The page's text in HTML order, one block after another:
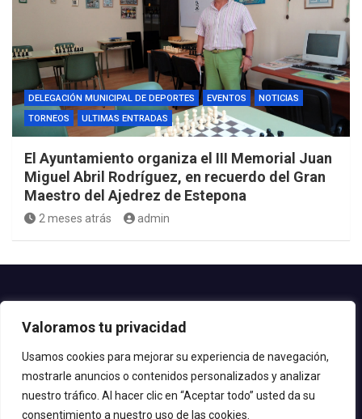
Valoramos tu privacidad
Usamos cookies para mejorar su experiencia de navegación,
mostrarle anuncios o contenidos personalizados y analizar
nuestro tráfico. Al hacer clic en “Aceptar todo” usted da su
consentimiento a nuestro uso de las cookies.
DELEGACIÓN MUNICIPAL DE DEPORTES EVENTOS
NOTICIAS
TORNEOS
ULTIMAS ENTRADAS
El Ayuntamiento organiza el III Memorial Juan
Miguel Abril Rodríguez, en recuerdo del Gran
Maestro del Ajedrez de Estepona
2 meses atrás admin
Teléfono: 952.80.24.44
© 2020 Delegación de Deportes